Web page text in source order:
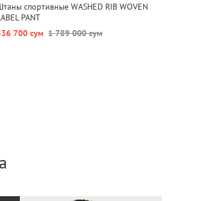
спортивные WASHED RIB WOVEN
PANT
700 сум 1 789 000 сум